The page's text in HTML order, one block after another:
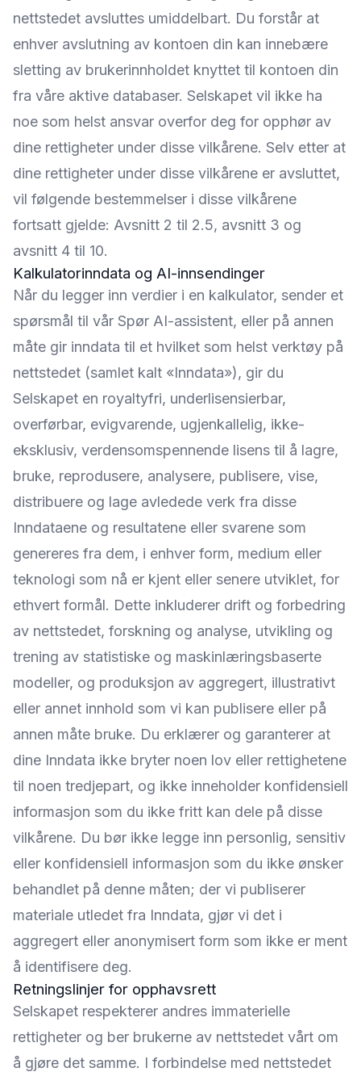
nettstedet avsluttes umiddelbart. Du forstår at
enhver avslutning av kontoen din kan innebære
sletting av brukerinnholdet knyttet til kontoen din
fra våre aktive databaser. Selskapet vil ikke ha
noe som helst ansvar overfor deg for opphør av
dine rettigheter under disse vilkårene. Selv etter at
dine rettigheter under disse vilkårene er avsluttet,
vil følgende bestemmelser i disse vilkårene
fortsatt gjelde: Avsnitt 2 til 2.5, avsnitt 3 og
avsnitt 4 til 10.
Kalkulatorinndata og AI-innsendinger
Når du legger inn verdier i en kalkulator, sender et
spørsmål til vår Spør AI-assistent, eller på annen
måte gir inndata til et hvilket som helst verktøy på
nettstedet (samlet kalt «Inndata»), gir du
Selskapet en royaltyfri, underlisensierbar,
overførbar, evigvarende, ugjenkallelig, ikke-
eksklusiv, verdensomspennende lisens til å lagre,
bruke, reprodusere, analysere, publisere, vise,
distribuere og lage avledede verk fra disse
Inndataene og resultatene eller svarene som
genereres fra dem, i enhver form, medium eller
teknologi som nå er kjent eller senere utviklet, for
ethvert formål. Dette inkluderer drift og forbedring
av nettstedet, forskning og analyse, utvikling og
trening av statistiske og maskinlæringsbaserte
modeller, og produksjon av aggregert, illustrativt
eller annet innhold som vi kan publisere eller på
annen måte bruke. Du erklærer og garanterer at
dine Inndata ikke bryter noen lov eller rettighetene
til noen tredjepart, og ikke inneholder konfidensiell
informasjon som du ikke fritt kan dele på disse
vilkårene. Du bør ikke legge inn personlig, sensitiv
eller konfidensiell informasjon som du ikke ønsker
behandlet på denne måten; der vi publiserer
materiale utledet fra Inndata, gjør vi det i
aggregert eller anonymisert form som ikke er ment
å identifisere deg.
Retningslinjer for opphavsrett
Selskapet respekterer andres immaterielle
rettigheter og ber brukerne av nettstedet vårt om
å gjøre det samme. I forbindelse med nettstedet